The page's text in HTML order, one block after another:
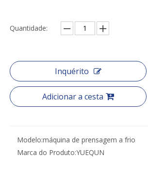
Quantidade:
Inquérito
Adicionar a cesta
Modelo:máquina de prensagem a frio
Marca do Produto:YUEQUN